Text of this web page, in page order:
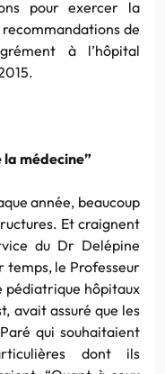
pour exercer la
de
à l’hôpital
la médecine”
année, beaucoup
Et craignent
du Dr Delépine
le Professeur
pédiatrique hôpitaux
avait assuré que les
qui souhaitaient
dont ils